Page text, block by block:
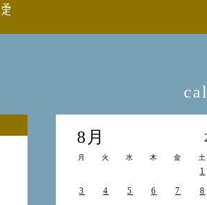
8月
月 火 水 木 金 土
1
3
4 5 6 7 8